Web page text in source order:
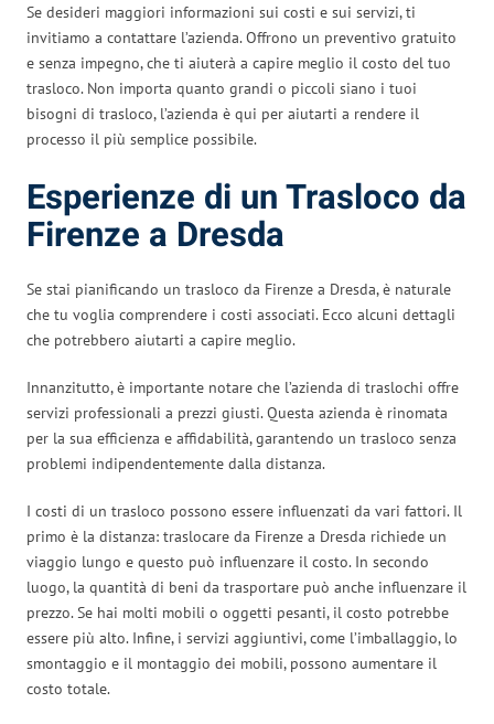
Se desideri maggiori informazioni sui costi e sui servizi, ti
invitiamo a contattare l’azienda. Offrono un preventivo gratuito
e senza impegno, che ti aiuterà a capire meglio il costo del tuo
trasloco. Non importa quanto grandi o piccoli siano i tuoi
bisogni di trasloco, l’azienda è qui per aiutarti a rendere il
processo il più semplice possibile.
Esperienze di un Trasloco da
Firenze a Dresda
Se stai pianificando un trasloco da Firenze a Dresda, è naturale
che tu voglia comprendere i costi associati. Ecco alcuni dettagli
che potrebbero aiutarti a capire meglio.
Innanzitutto, è importante notare che l’azienda di traslochi offre
servizi professionali a prezzi giusti. Questa azienda è rinomata
per la sua efficienza e affidabilità, garantendo un trasloco senza
problemi indipendentemente dalla distanza.
I costi di un trasloco possono essere influenzati da vari fattori. Il
primo è la distanza: traslocare da Firenze a Dresda richiede un
viaggio lungo e questo può influenzare il costo. In secondo
luogo, la quantità di beni da trasportare può anche influenzare il
prezzo. Se hai molti mobili o oggetti pesanti, il costo potrebbe
essere più alto. Infine, i servizi aggiuntivi, come l’imballaggio, lo
smontaggio e il montaggio dei mobili, possono aumentare il
costo totale.